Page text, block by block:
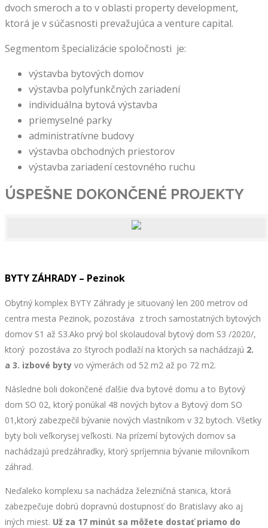
dvoch smeroch a to v oblasti property development,
ktorá je v súčasnosti prevažujúca a venture capital.
Segmentom špecializácie spoločnosti je:
výstavba bytových domov
výstavba polyfunkčných zariadení
individuálna bytová výstavba
priemyselné parky
administratívne budovy
výstavba obchodných priestorov
výstavba zariadení cestovného ruchu
ÚSPEŠNE DOKONČENÉ PROJEKTY
BYTY ZÁHRADY – Pezinok
Obytný komplex BYTY Záhrady je situovaný len 200 metrov od
centra mesta Pezinok, pozostáva z troch samostatných bytových
domov S1 až S3.Ako prvý bol skolaudoval bytový dom S3 /2020/,
ktorý pozostáva zo štyroch podlaží na ktorých sa nachádzajú 2.
a 3. izbové byty vo výmerách od 52 m2 až po 72 m2.
Následne boli dokončené ďalšie dva bytové domu a to Bytový
dom SO 02, ktorý ponúkal 48 nových bytov a Bytový dom SO
01,ktorý zabezpečil bývanie nových vlastníkom v 32 bytoch. Všetky
byty boli veľkorysej veľkosti. Na prízemí bytových domov sa
nachádzajú predzáhradky, ktorý spríjemnia bývanie milovníkom
záhrad.
Neďaleko komplexu sa nachádza železničná stanica, ktorá
zabezpečuje dobrú dopravnú dostupnosť do Bratislavy ako aj
iných miest. Už za 17 minút sa môžete dostať priamo do